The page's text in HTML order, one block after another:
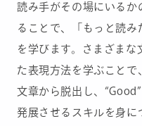
読み手がその場にいるか
ることで、「もっと読
を学びます。さまざまな
た表現方法を学ぶことで
文章から脱出し、
発展させるスキルを身に